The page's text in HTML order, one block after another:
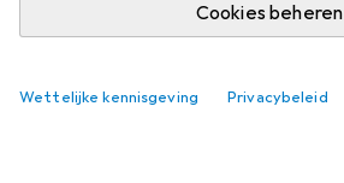
Cookies beheren
Wettelijke kennisgeving Privacybeleid
Gratis verzending vanaf 30,– i